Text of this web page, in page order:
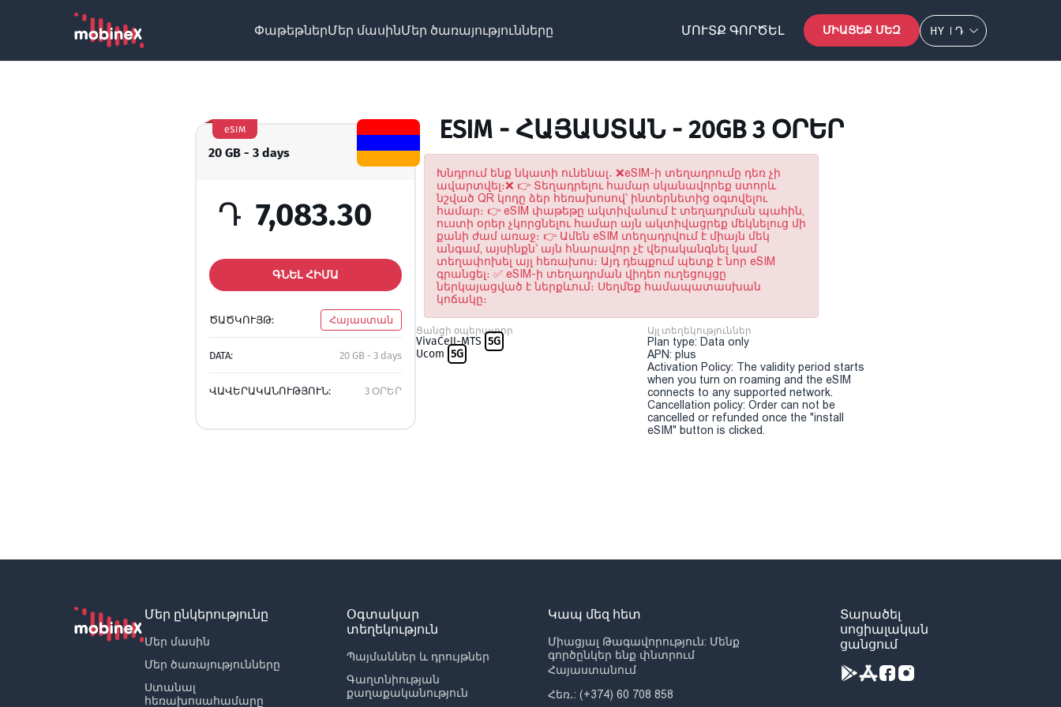
ՓաթեթներՄեր մասինՄեր ծառայությունները ՄՈՒՏՔ ԳՈՐԾԵԼ ՄԻԱՑԵՔ ՄԵԶ HY Դ
20 GB - 3 days
eSIM
Դ 7,083.30
ԳՆԵԼ ՀԻՄԱ
ԾԱԾԿՈՒՅԹ: Հայաստան
DATA: 20 GB - 3 days
ՎԱՎԵՐԱԿԱՆՈՒԹՅՈՒՆ: 3 ՕՐԵՐ
ESIM - ՀԱՅԱՍՏԱՆ - 20GB 3 ՕՐԵՐ
Խնդրում ենք նկատի ունենալ․ ❌eSIM-ի տեղադրումը դեռ չի
ավարտվել։❌ 👉 Տեղադրելու համար սկանավորեք ստորև
նշված QR կոդը ձեր հեռախոսով՝ ինտերնետից օգտվելու
համար։ 👉 eSIM փաթեթը ակտիվանում է տեղադրման պահին,
ուստի օրեր չկորցնելու համար այն ակտիվացրեք մեկնելուց մի
քանի ժամ առաջ։ 👉 Ամեն eSIM տեղադրվում է միայն մեկ
անգամ, այսինքն՝ այն հնարավոր չէ վերականգնել կամ
տեղափոխել այլ հեռախոս։ Այդ դեպքում պետք է նոր eSIM
գրանցել։ ✅ eSIM-ի տեղադրման վիդեո ուղեցույցը
ներկայացված է ներքևում։ Սեղմեք համապատասխան
կոճակը։
Ցանցի օպերատոր
VivaCell-MTS 5G
Ucom 5G
Այլ տեղեկություններ
Plan type: Data only
APN: plus
Activation Policy: The validity period starts
when you turn on roaming and the eSIM
connects to any supported network.
Cancellation policy: Order can not be
cancelled or refunded once the "install
eSIM" button is clicked.
Մեր ընկերությունը
Մեր մասին
Մեր ծառայությունները
Ստանալ
հեռախոսահամարը
Օգտակար
տեղեկություն
Պայմաններ և դրույթներ
Գաղտնիության
քաղաքականություն
Կապ մեզ հետ
Միացյալ Թագավորություն: Մենք
գործընկեր ենք փնտրում
Հայաստանում
Հեռ․: (+374) 60 708 858
Տարածել
սոցիալական
ցանցում